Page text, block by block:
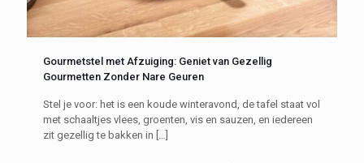
Gourmetstel met Afzuiging: Geniet van Gezellig
Gourmetten Zonder Nare Geuren
Stel je voor: het is een koude winteravond, de tafel staat vol
met schaaltjes vlees, groenten, vis en sauzen, en iedereen
zit gezellig te bakken in […]